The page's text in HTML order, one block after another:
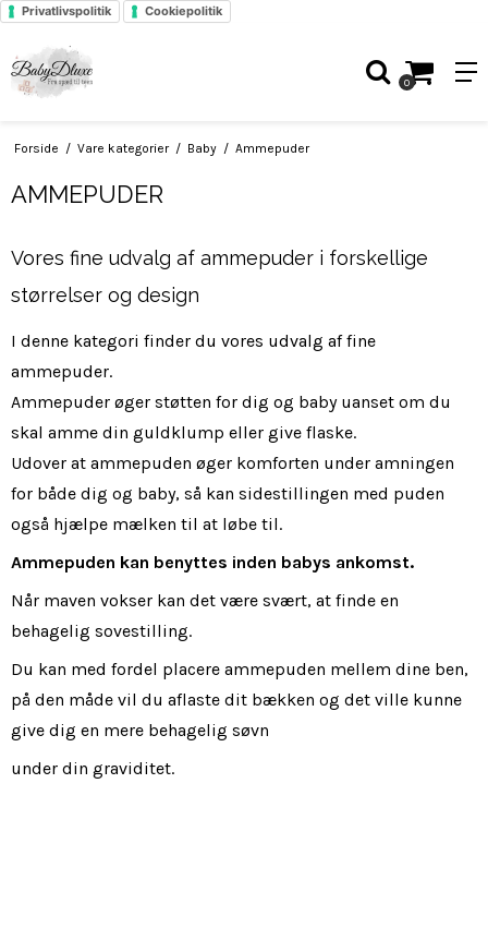
Privatlivspolitik Cookiepolitik
0
Forside / Vare kategorier / Baby / Ammepuder
AMMEPUDER
Vores fine udvalg af ammepuder i forskellige
størrelser og design
I denne kategori finder du vores udvalg af fine
ammepuder.
Ammepuder øger støtten for dig og baby uanset om du
skal amme din guldklump eller give flaske.
Udover at ammepuden øger komforten under amningen
for både dig og baby, så kan sidestillingen med puden
også hjælpe mælken til at løbe til.
Ammepuden kan benyttes inden babys ankomst.
Når maven vokser kan det være svært, at finde en
behagelig sovestilling.
Du kan med fordel placere ammepuden mellem dine ben,
på den måde vil du aflaste dit bækken og det ville kunne
give dig en mere behagelig søvn
under din graviditet.